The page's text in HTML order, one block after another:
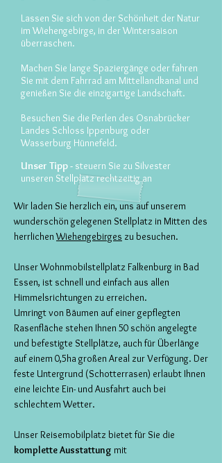
Lassen Sie sich von der Schönheit der Natur
im Wiehengebirge, in der Wintersaison
überraschen.
Machen Sie lange Spaziergänge oder fahren
Sie mit dem Fahrrad am Mittellandkanal und
genießen Sie die einzigartige Landschaft.
Besuchen Sie die Perlen des Osnabrücker
Landes Schloss Ippenburg oder
Wasserburg Hünnefeld.
Unser Tipp - steuern Sie zu Silvester
unseren Stellplatz rechtzeitig an
Wir laden Sie herzlich ein, uns auf unserem
wunderschön gelegenen Stellplatz in Mitten des
herrlichenWiehengebirges zu besuchen.
Unser Wohnmobilstellplatz Falkenburg in Bad
Essen, ist schnell und einfach aus allen
Himmelsrichtungen zu erreichen.
Umringt von Bäumen auf einer gepflegten
Rasenfläche stehen Ihnen 50 schön angelegte
und befestigte Stellplätze, auch für Überlänge
auf einem 0,5ha großen Areal zur Verfügung. Der
feste Untergrund (Schotterrasen) erlaubt Ihnen
eine leichte Ein- und Ausfahrt auch bei
schlechtem Wetter.
Unser Reisemobilplatz bietet für Sie die
komplette Ausstattung mit